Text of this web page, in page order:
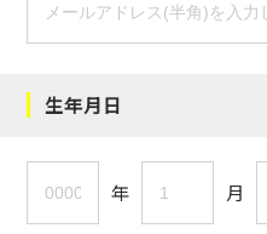
生年月日
年 月